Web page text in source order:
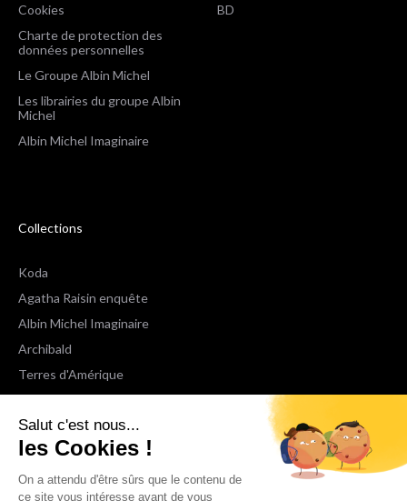
Salut c'est nous...
les Cookies !
On a attendu d'être sûrs que le contenu de
ce site vous intéresse avant de vous
Cookies
Charte de protection des
données personnelles
Le Groupe Albin Michel
Les librairies du groupe Albin
Michel
Albin Michel Imaginaire
BD
Collections
Koda
Agatha Raisin enquête
Albin Michel Imaginaire
Archibald
Terres d'Amérique
Espaces Libres Poche
NOX
Wiz
Voir toutes les collections